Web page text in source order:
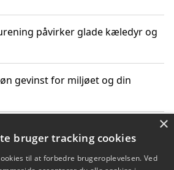
påvirker glade kæledyr og
gevinst for miljøet og din
rist kan hjælpe med at reducere×
bruger tracking cookies
til at forbedre brugeroplevelsen. Ved